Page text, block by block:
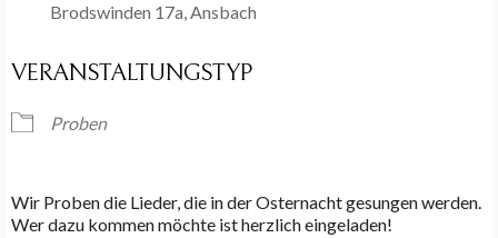
Brodswinden 17a, Ansbach
VERANSTALTUNGSTYP
Proben
Wir Proben die Lieder, die in der Osternacht gesungen werden.
Wer dazu kommen möchte ist herzlich eingeladen!